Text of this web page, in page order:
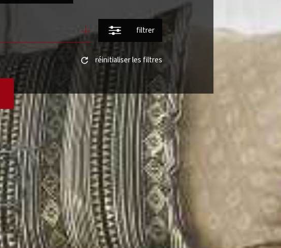
filtrer
réinitialiser les filtres